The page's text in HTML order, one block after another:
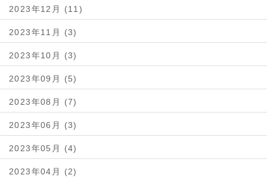
2023年12月 (11)
2023年11月 (3)
2023年10月 (3)
2023年09月 (5)
2023年08月 (7)
2023年06月 (3)
2023年05月 (4)
2023年04月 (2)